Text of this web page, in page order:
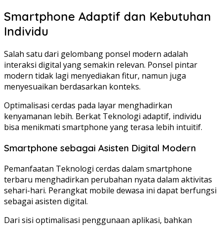
Smartphone Adaptif dan Kebutuhan
Individu
Salah satu dari gelombang ponsel modern adalah
interaksi digital yang semakin relevan. Ponsel pintar
modern tidak lagi menyediakan fitur, namun juga
menyesuaikan berdasarkan konteks.
Optimalisasi cerdas pada layar menghadirkan
kenyamanan lebih. Berkat Teknologi adaptif, individu
bisa menikmati smartphone yang terasa lebih intuitif.
Smartphone sebagai Asisten Digital Modern
Pemanfaatan Teknologi cerdas dalam smartphone
terbaru menghadirkan perubahan nyata dalam aktivitas
sehari-hari. Perangkat mobile dewasa ini dapat berfungsi
sebagai asisten digital.
Dari sisi optimalisasi penggunaan aplikasi, bahkan